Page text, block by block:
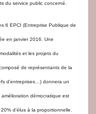
du service public concerné.
6 EPCI (Entreprise Publique de
en janvier 2016. Une
et les projets du
de représentants de la
d’entreprises…) donnera un
démocratique est
d’élus à la proportionnelle.